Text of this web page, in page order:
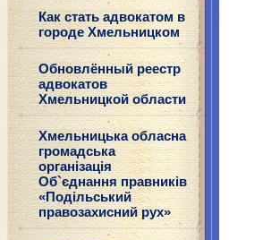
Как стать адвокатом в
городе Хмельницком
Обновлённый реестр
адвокатов
Хмельницкой области
Хмельницька обласна
громадська
організація
Об`єднання правників
«Подільський
правозахисний рух»